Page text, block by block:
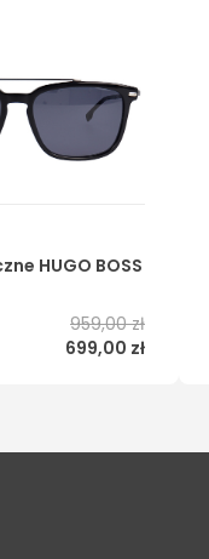
HUGO BOSS
959,00 zł
699,00 zł